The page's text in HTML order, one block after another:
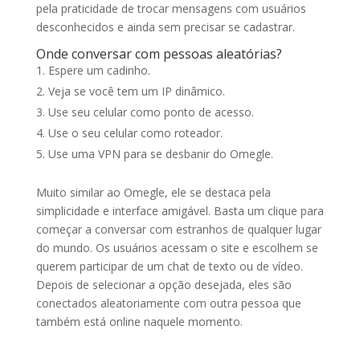
pela praticidade de trocar mensagens com usuários
desconhecidos e ainda sem precisar se cadastrar.
Onde conversar com pessoas aleatórias?
Espere um cadinho.
Veja se você tem um IP dinâmico.
Use seu celular como ponto de acesso.
Use o seu celular como roteador.
Use uma VPN para se desbanir do Omegle.
Muito similar ao Omegle, ele se destaca pela
simplicidade e interface amigável. Basta um clique para
começar a conversar com estranhos de qualquer lugar
do mundo. Os usuários acessam o site e escolhem se
querem participar de um chat de texto ou de vídeo.
Depois de selecionar a opção desejada, eles são
conectados aleatoriamente com outra pessoa que
também está online naquele momento.